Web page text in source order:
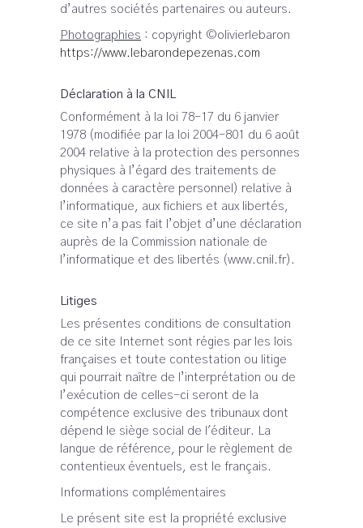
d’autres sociétés partenaires ou auteurs.
Photographies : copyright ©olivierlebaron
https://www.lebarondepezenas.com
Déclaration à la CNIL
Conformément à la loi 78-17 du 6 janvier
1978 (modifiée par la loi 2004-801 du 6 août
2004 relative à la protection des personnes
physiques à l’égard des traitements de
données à caractère personnel) relative à
l’informatique, aux fichiers et aux libertés,
ce site n’a pas fait l’objet d’une déclaration
auprès de la Commission nationale de
l’informatique et des libertés (www.cnil.fr).
Litiges
Les présentes conditions de consultation
de ce site Internet sont régies par les lois
françaises et toute contestation ou litige
qui pourrait naître de l’interprétation ou de
l’exécution de celles-ci seront de la
compétence exclusive des tribunaux dont
dépend le siège social de l'éditeur. La
langue de référence, pour le règlement de
contentieux éventuels, est le français.
Informations complémentaires
Le présent site est la propriété exclusive